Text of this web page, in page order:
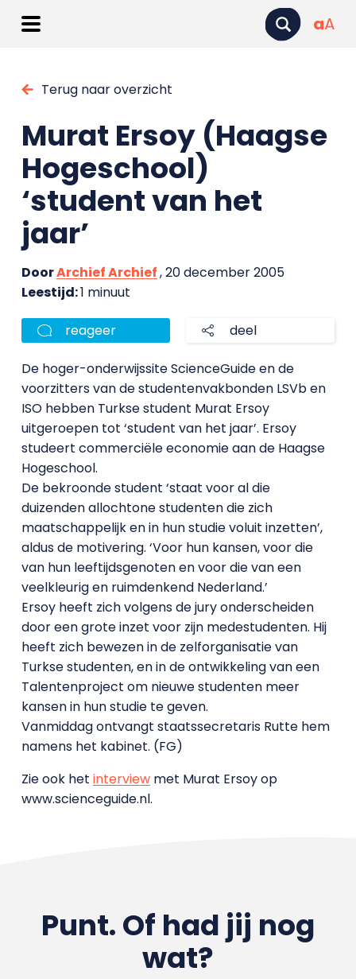
aA
Terug naar overzicht
Murat Ersoy (Haagse
Hogeschool)
‘student van het
jaar’
DoorArchief Archief, 20 december 2005
Leestijd:1 minuut
reageer deel
De hoger-onderwijssite ScienceGuide en de
voorzitters van de studentenvakbonden LSVb en
ISO hebben Turkse student Murat Ersoy
uitgeroepen tot ‘student van het jaar’. Ersoy
studeert commerciële economie aan de Haagse
Hogeschool.
De bekroonde student ‘staat voor al die
duizenden allochtone studenten die zich
maatschappelijk en in hun studie voluit inzetten’,
aldus de motivering. ‘Voor hun kansen, voor die
van hun leeftijdsgenoten en voor die van een
veelkleurig en ruimdenkend Nederland.’
Ersoy heeft zich volgens de jury onderscheiden
door een grote inzet voor zijn medestudenten. Hij
heeft zich bewezen in de zelforganisatie van
Turkse studenten, en in de ontwikkeling van een
Talentenproject om nieuwe studenten meer
kansen in hun studie te geven.
Vanmiddag ontvangt staatssecretaris Rutte hem
namens het kabinet. (FG)
Zie ook het interviewmet Murat Ersoy op
www.scienceguide.nl.
Punt. Of had jij nog
wat?